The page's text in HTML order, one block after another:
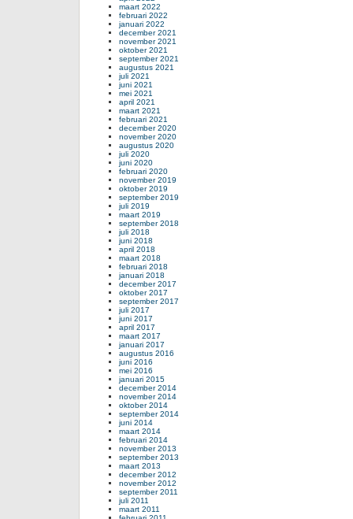
maart 2022
februari 2022
januari 2022
december 2021
november 2021
oktober 2021
september 2021
augustus 2021
juli 2021
juni 2021
mei 2021
april 2021
maart 2021
februari 2021
december 2020
november 2020
augustus 2020
juli 2020
juni 2020
februari 2020
november 2019
oktober 2019
september 2019
juli 2019
maart 2019
september 2018
juli 2018
juni 2018
april 2018
maart 2018
februari 2018
januari 2018
december 2017
oktober 2017
september 2017
juli 2017
juni 2017
april 2017
maart 2017
januari 2017
augustus 2016
juni 2016
mei 2016
januari 2015
december 2014
november 2014
oktober 2014
september 2014
juni 2014
maart 2014
februari 2014
november 2013
september 2013
maart 2013
december 2012
november 2012
september 2011
juli 2011
maart 2011